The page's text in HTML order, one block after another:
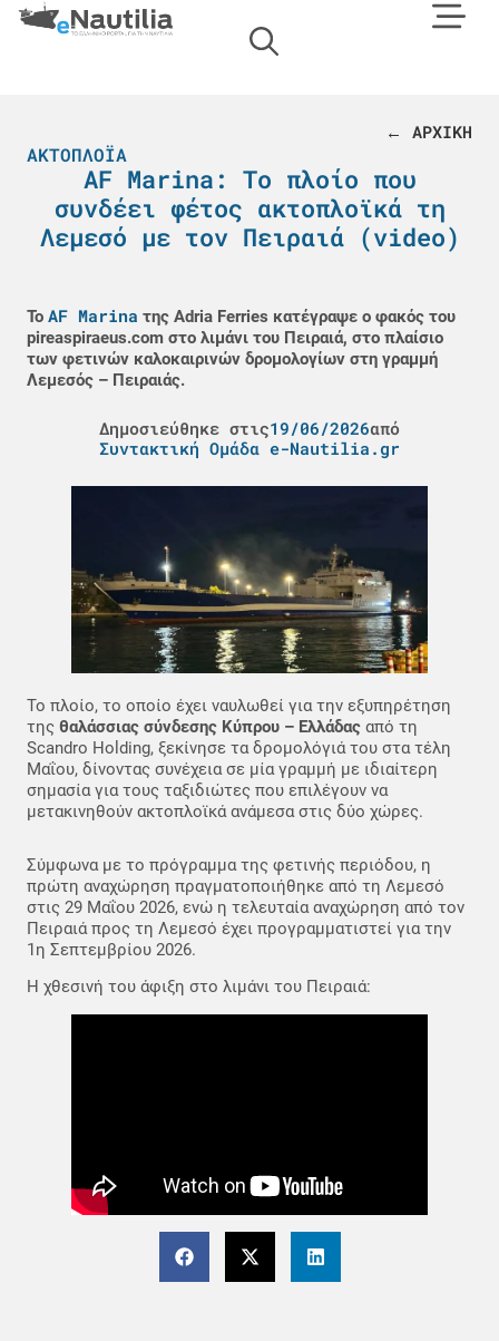
← ΑΡΧΙΚΗ
ΑΚΤΟΠΛΟΪΑ
AF Marina: Το πλοίο που
συνδέει φέτος ακτοπλοϊκά τη
Λεμεσό με τον Πειραιά (video)
Το AF Marina της Adria Ferries κατέγραψε ο φακός του
pireaspiraeus.com στο λιμάνι του Πειραιά, στο πλαίσιο
των φετινών καλοκαιρινών δρομολογίων στη γραμμή
Λεμεσός – Πειραιάς.
Δημοσιεύθηκε στις19/06/2026από
Συντακτική Ομάδα e-Nautilia.gr
Το πλοίο, το οποίο έχει ναυλωθεί για την εξυπηρέτηση
της θαλάσσιας σύνδεσης Κύπρου – Ελλάδας από τη
Scandro Holding, ξεκίνησε τα δρομολόγιά του στα τέλη
Μαΐου, δίνοντας συνέχεια σε μία γραμμή με ιδιαίτερη
σημασία για τους ταξιδιώτες που επιλέγουν να
μετακινηθούν ακτοπλοϊκά ανάμεσα στις δύο χώρες.
Σύμφωνα με το πρόγραμμα της φετινής περιόδου, η
πρώτη αναχώρηση πραγματοποιήθηκε από τη Λεμεσό
στις 29 Μαΐου 2026, ενώ η τελευταία αναχώρηση από τον
Πειραιά προς τη Λεμεσό έχει προγραμματιστεί για την
1η Σεπτεμβρίου 2026.
Η χθεσινή του άφιξη στο λιμάνι του Πειραιά: